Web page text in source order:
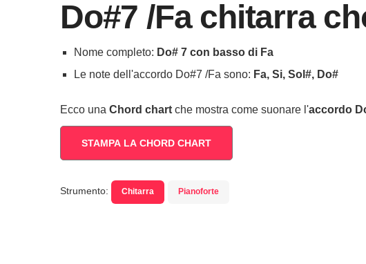
Do#7 /Fa chitarra
Nome completo: Do# 7 con basso di Fa
Le note dell'accordo Do#7 /Fa sono: Fa, Si, Sol#, Do#
Ecco una Chord chart che mostra come suonare l'accordo
STAMPA LA CHORD CHART
Strumento: Chitarra Pianoforte